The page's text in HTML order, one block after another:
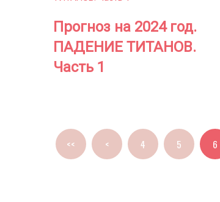
Прогноз на 2024 год.
ПАДЕНИЕ ТИТАНОВ.
Часть 1
<< < 4 5 6